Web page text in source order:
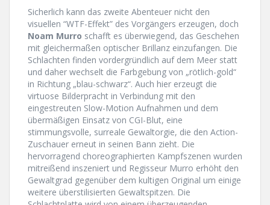
Sicherlich kann das zweite Abenteuer nicht den
visuellen “WTF-Effekt” des Vorgängers erzeugen, doch
Noam Murro schafft es überwiegend, das Geschehen
mit gleichermaßen optischer Brillanz einzufangen. Die
Schlachten finden vordergründlich auf dem Meer statt
und daher wechselt die Farbgebung von „rötlich-gold“
in Richtung „blau-schwarz“. Auch hier erzeugt die
virtuose Bilderpracht in Verbindung mit den
eingestreuten Slow-Motion Aufnahmen und dem
übermäßigen Einsatz von CGI-Blut, eine
stimmungsvolle, surreale Gewaltorgie, die den Action-
Zuschauer erneut in seinen Bann zieht. Die
hervorragend choreographierten Kampfszenen wurden
mitreißend inszeniert und Regisseur Murro erhöht den
Gewaltgrad gegenüber dem kultigen Original um einige
weitere überstilisierten Gewaltspitzen. Die